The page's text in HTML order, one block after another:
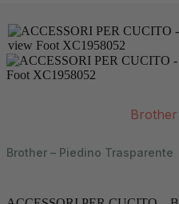
Brother
Brother – Piedino Trasparente